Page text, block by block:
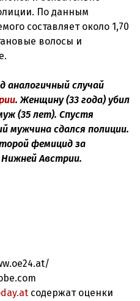
По данным
составляет около 1,70
волосы и
аналогичный случай
. Женщину (33 года) убил
(35 лет). Спустя
мужчина сдался полиции.
фемицид за
Австрии.
содержат оценки